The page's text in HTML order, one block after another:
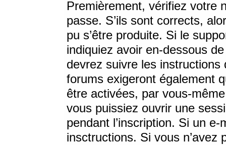
Premièrement, vérifiez votre
passe. S’ils sont corrects,
pu s’être produite. Si le
indiquiez avoir en-dessous
devrez suivre les
forums exigeront également
être activées, par vous-
vous puissiez ouvrir une
pendant l’inscription. Si un
insctructions. Si vous n’avez